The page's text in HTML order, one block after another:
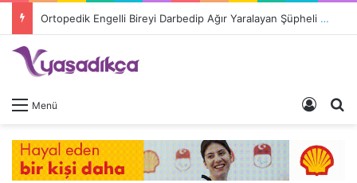
Ortopedik Engelli Bireyi Darbedip Ağır Yaralayan Şüpheli Tutuklandı
Menü Giriş